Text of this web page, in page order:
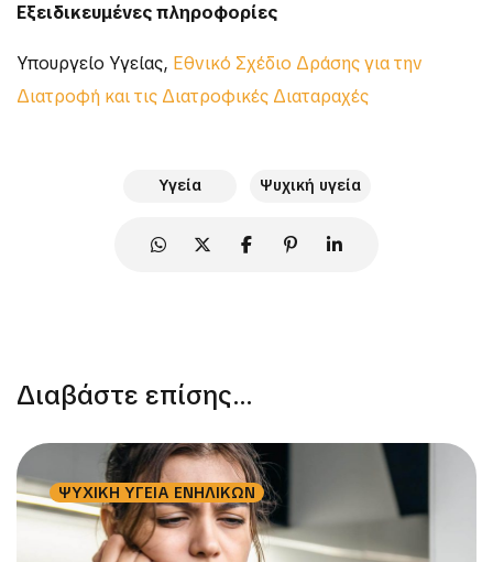
Εξειδικευμένες πληροφορίες
Υπουργείο Υγείας, Εθνικό Σχέδιο Δράσης για την
Διατροφή και τις Διατροφικές Διαταραχές
Υγεία Ψυχική υγεία
Διαβάστε επίσης...
ΨΥΧΙΚΗ ΥΓΕΙΑ ΕΝΗΛΙΚΩΝ